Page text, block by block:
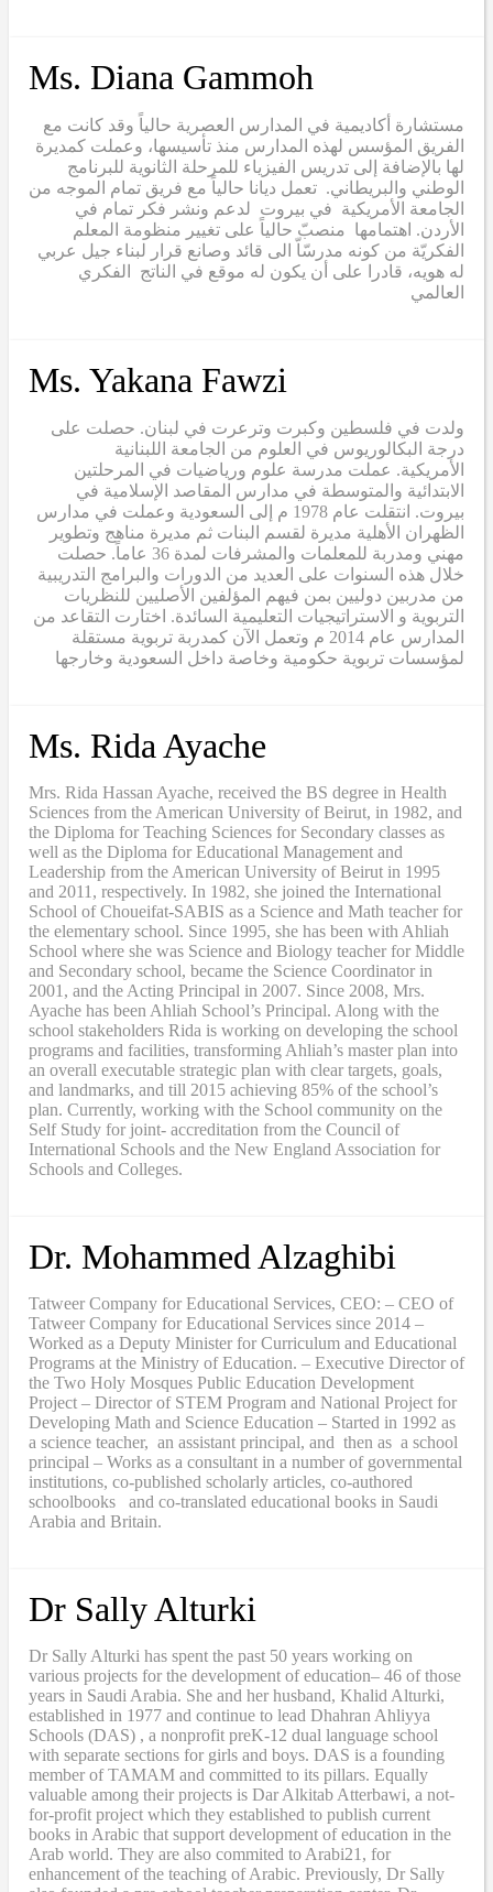
Ms. Diana Gammoh
مستشارة أكاديمية في المدارس العصرية حالياً وقد كانت مع
الفريق المؤسس لهذه المدارس منذ تأسيسها، وعملت كمديرة
لها بالإضافة إلى تدريس الفيزياء للمرحلة الثانوية للبرنامج
الوطني والبريطاني. تعمل ديانا حالياً مع فريق تمام الموجه من
الجامعة الأمريكية في بيروت لدعم ونشر فكر تمام في
الأردن. اهتمامها منصبّ حالياً على تغيير منظومة المعلم
الفكريّة من كونه مدرسّاّ الى قائد وصانع قرار لبناء جيل عربي
له هويه، قادرا على أن يكون له موقع في الناتج الفكري
العالمي
Ms. Yakana Fawzi
ولدت في فلسطين وكبرت وترعرت في لبنان. حصلت على
درجة البكالوريوس في العلوم من الجامعة اللبنانية
الأمريكية. عملت مدرسة علوم ورياضيات في المرحلتين
الابتدائية والمتوسطة في مدارس المقاصد الإسلامية في
بيروت. انتقلت عام 1978 م إلى السعودية وعملت في مدارس
الظهران الأهلية مديرة لقسم البنات ثم مديرة مناهج وتطوير
مهني ومدربة للمعلمات والمشرفات لمدة 36 عاماً. حصلت
خلال هذه السنوات على العديد من الدورات والبرامج التدريبية
من مدربين دوليين بمن فيهم المؤلفين الأصليين للنظريات
التربوية و الاستراتيجيات التعليمية السائدة. اختارت التقاعد من
المدارس عام 2014 م وتعمل الآن كمدربة تربوية مستقلة
لمؤسسات تربوية حكومية وخاصة داخل السعودية وخارجها
Ms. Rida Ayache
Mrs. Rida Hassan Ayache, received the BS degree in Health
Sciences from the American University of Beirut, in 1982, and
the Diploma for Teaching Sciences for Secondary classes as
well as the Diploma for Educational Management and
Leadership from the American University of Beirut in 1995
and 2011, respectively. In 1982, she joined the International
School of Choueifat-SABIS as a Science and Math teacher for
the elementary school. Since 1995, she has been with Ahliah
School where she was Science and Biology teacher for Middle
and Secondary school, became the Science Coordinator in
2001, and the Acting Principal in 2007. Since 2008, Mrs.
Ayache has been Ahliah School’s Principal. Along with the
school stakeholders Rida is working on developing the school
programs and facilities, transforming Ahliah’s master plan into
an overall executable strategic plan with clear targets, goals,
and landmarks, and till 2015 achieving 85% of the school’s
plan. Currently, working with the School community on the
Self Study for joint- accreditation from the Council of
International Schools and the New England Association for
Schools and Colleges.
Dr. Mohammed Alzaghibi
Tatweer Company for Educational Services, CEO: – CEO of
Tatweer Company for Educational Services since 2014 –
Worked as a Deputy Minister for Curriculum and Educational
Programs at the Ministry of Education. – Executive Director of
the Two Holy Mosques Public Education Development
Project – Director of STEM Program and National Project for
Developing Math and Science Education – Started in 1992 as
a science teacher, an assistant principal, and then as a school
principal – Works as a consultant in a number of governmental
institutions, co-published scholarly articles, co-authored
schoolbooks and co-translated educational books in Saudi
Arabia and Britain.
Dr Sally Alturki
Dr Sally Alturki has spent the past 50 years working on
various projects for the development of education– 46 of those
years in Saudi Arabia. She and her husband, Khalid Alturki,
established in 1977 and continue to lead Dhahran Ahliyya
Schools (DAS) , a nonprofit preK-12 dual language school
with separate sections for girls and boys. DAS is a founding
member of TAMAM and committed to its pillars. Equally
valuable among their projects is Dar Alkitab Atterbawi, a not-
for-profit project which they established to publish current
books in Arabic that support development of education in the
Arab world. They are also commited to Arabi21, for
enhancement of the teaching of Arabic. Previously, Dr Sally